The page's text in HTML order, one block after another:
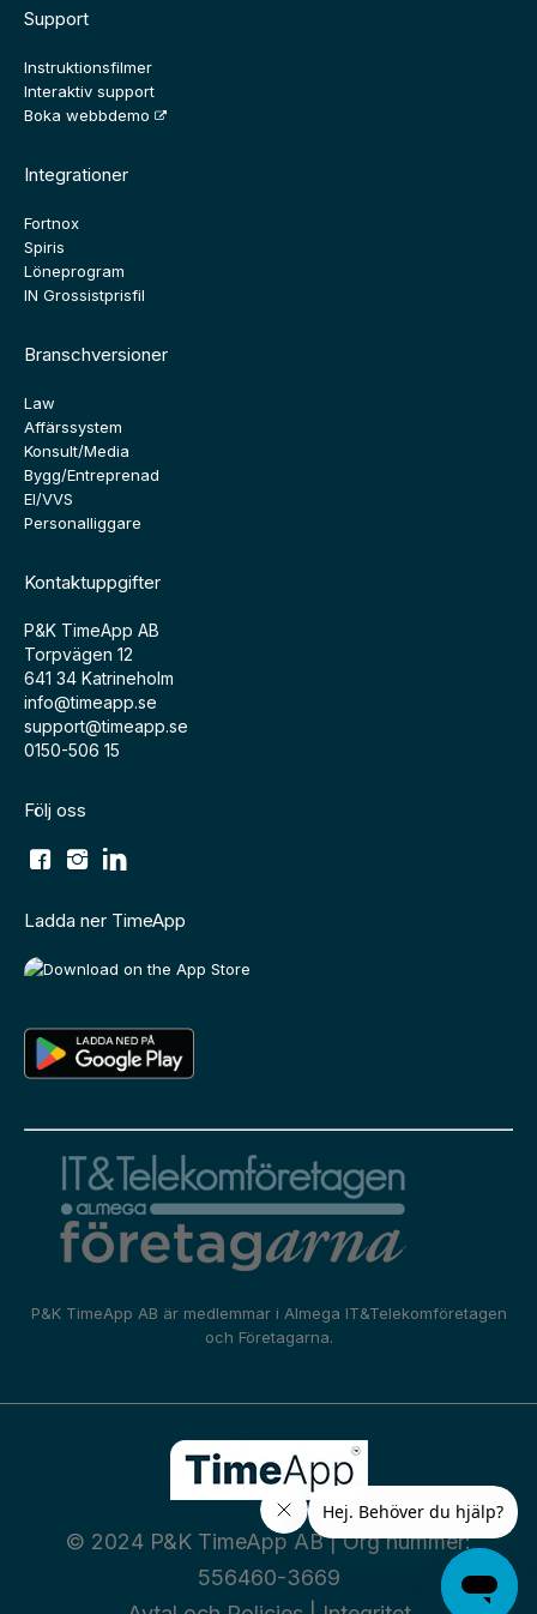
Support
Instruktionsfilmer
Interaktiv support
Boka webbdemo
Integrationer
Fortnox
Spiris
Löneprogram
IN Grossistprisfil
Branschversioner
Law
Affärssystem
Konsult/Media
Bygg/Entreprenad
El/VVS
Personalliggare
Kontaktuppgifter
P&K TimeApp AB
Torpvägen 12
641 34 Katrineholm
info@timeapp.se
support@timeapp.se
0150-506 15
Följ oss
Ladda ner TimeApp
P&K TimeApp AB är medlemmar i Almega IT&Telekomföretagen
och Företagarna.
© 2024 P&K TimeApp AB | Org nummer:
556460-3669